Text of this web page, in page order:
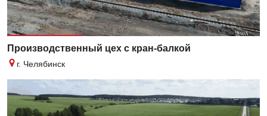
Производственный цех с кран-балкой
г. Челябинск